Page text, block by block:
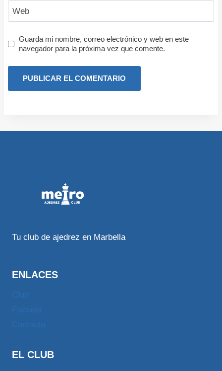
Web
Guarda mi nombre, correo electrónico y web en este
navegador para la próxima vez que comente.
Tu club de ajedrez en Marbella
ENLACES
EL CLUB